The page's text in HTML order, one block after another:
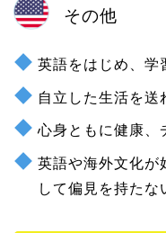
その他
英語をはじめ、学
自立した生活を送
心身ともに健康、
英語や海外文化が
して偏見を持たな